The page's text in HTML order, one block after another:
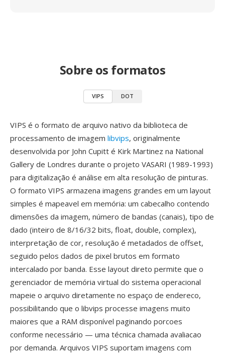
Sobre os formatos
VIPS DOT
VIPS é o formato de arquivo nativo da biblioteca de
processamento de imagem libvips, originalmente
desenvolvida por John Cupitt é Kirk Martinez na National
Gallery de Londres durante o projeto VASARI (1989-1993)
para digitalização é análise em alta resolução de pinturas.
O formato VIPS armazena imagens grandes em um layout
simples é mapeavel em memória: um cabecalho contendo
dimensões da imagem, número de bandas (canais), tipo de
dado (inteiro de 8/16/32 bits, float, double, complex),
interpretação de cor, resolução é metadados de offset,
seguido pelos dados de pixel brutos em formato
intercalado por banda. Esse layout direto permite que o
gerenciador de memória virtual do sistema operacional
mapeie o arquivo diretamente no espaço de endereco,
possibilitando que o libvips processe imagens muito
maiores que a RAM disponível paginando porcoes
conforme necessário — uma técnica chamada avaliacao
por demanda. Arquivos VIPS suportam imagens com